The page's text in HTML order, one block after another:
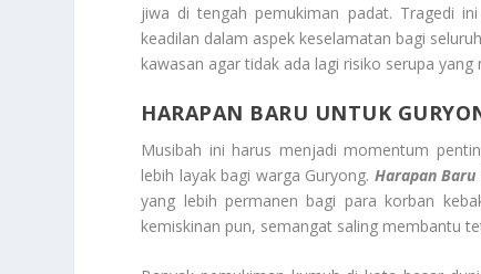
jiwa di tengah pemukiman padat. Tragedi
keadilan dalam aspek keselamatan bagi
kawasan agar tidak ada lagi risiko serupa yang
HARAPAN BARU UNTUK
Musibah ini harus menjadi momentum
lebih layak bagi warga Guryong. Harapan
yang lebih permanen bagi para korban
kemiskinan pun, semangat saling membantu